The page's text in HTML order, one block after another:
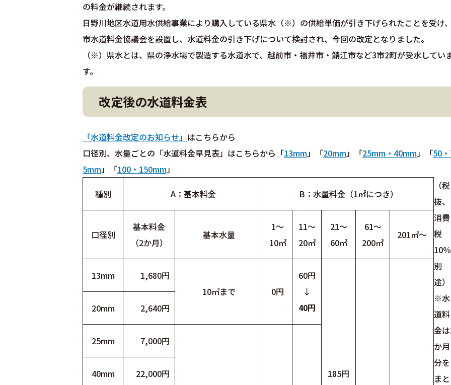
の料金が継続されます。
日野川地区水道用水供給事業により購入している県水（※）の供給単価が引き下げられたことを受け
市水道料金協議会を設置し、水道料金の引き下げについて検討され、今回の改定となりました。
（※）県水とは、県の浄水場で製造する水道水で、越前市・福井市・鯖江市など3市2町が受水してい
す。
改定後の水道料金表
「水道料金改定のお知らせ」 はこちらから
口径別、水量ごとの「水道料金早見表」はこちらから「13mm」「20mm」「25mm・40mm」「50
5mm」「100・150mm」
種別 A：基本料金 B：水量料金（1㎥につき）
口径別
基本料金
（2か月）
基本水量
1～
10㎥
11～
20㎥
21～
60㎥
61～
200㎥
201㎥～
13mm
1,680円
10㎥まで
0円
60円
↓
40円
185円
20mm 2,640円
25mm 7,000円
40mm 22,000円
（税
抜、
消費
税
10％
別
途）
※水
道料
金
か月
分を
まと